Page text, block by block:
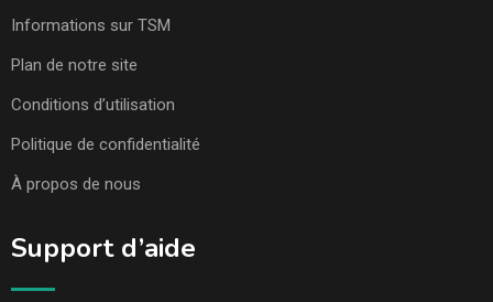
Informations sur TSM
Plan de notre site
Conditions d’utilisation
Politique de confidentialité
À propos de nous
Support d’aide